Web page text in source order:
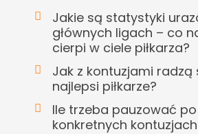
Jakie są statystyki
głównych ligach – co
cierpi w ciele piłkarza?
Jak z kontuzjami radzą
najlepsi piłkarze?
Ile trzeba pauzować po
konkretnych